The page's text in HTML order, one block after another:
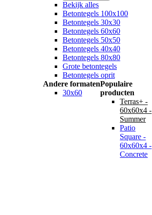
Bekijk alles
Betontegels 100x100
Betontegels 30x30
Betontegels 60x60
Betontegels 50x50
Betontegels 40x40
Betontegels 80x80
Grote betontegels
Betontegels oprit
Andere formaten
30x60
Populaire
producten
Terras+ -
60x60x4 -
Summer
Patio
Square -
60x60x4 -
Concrete